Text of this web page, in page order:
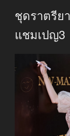
ชุดราตรีย
แชมเปญ3